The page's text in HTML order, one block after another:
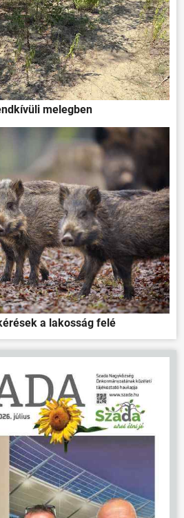
melegben
a lakosság felé